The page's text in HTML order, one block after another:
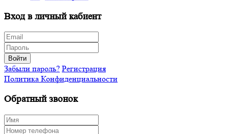
Вход в личный кабиент
Войти
Забыли пароль? Регистрация
Политика Конфиденциальности
Обратный звонок